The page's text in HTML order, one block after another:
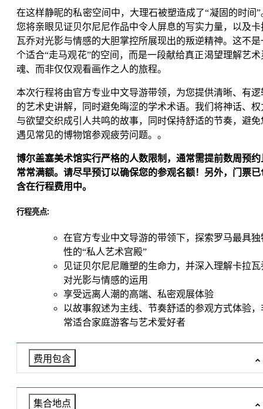
在这样静昵的私密空间中，大理石被塑造成了“凝固的时间”
您将亲眼见证贝尔尼尼作品中令人屏息的写实力量，以及卡
瓦乔对光影与情感的大胆掌控所展现出的叛逆精神。这不是
个适合“走马观花”的空间，而是一段献给真正渴望理解艺术
魂、而非仅仅观看画作之人的旅程。
本次行程将由官方专业中文导游带领，为您提供清晰、有逻
的艺术史讲解，同时避免晦涩的学术术语。我们将神话、权
与欲望交织成引人共鸣的故事，同时保持舒适的节奏，避免
遇见常见的博物馆参观疲劳问题。。
博尔盖塞美术馆实行严格的人数限制，通常需提前数周预约
常常满额。请尽早预订以确保您的参观名额！另外，门票已
含在行程费用中。
行程亮点:
在官方专业中文导游的带领下，探索罗马最具独
性的“私人艺术宫殿”
见证贝尔尼尼雕塑的生命力，并深入理解卡拉瓦
对光影与情感的运用
享受远离人潮的高端、私密观展体验
以故事叙述为主线、节奏舒适的参观方式体验，
常适合家庭游客与艺术爱好者
费用包含
集合地点